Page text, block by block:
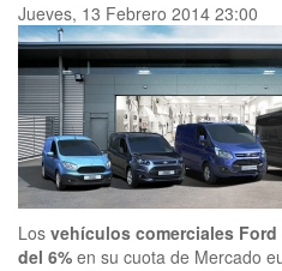
Jueves, 13 Febrero 2014 23:00
Los vehículos comerciales Ford
del 6% en su cuota de Mercado